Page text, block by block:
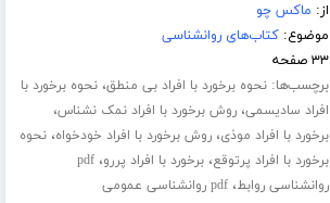
از: ماکس چو
موضوع:کتاب‌های روانشناسی
۳۳ صفحه
برچسب‌ها:نحوه برخورد با افراد بی منطق،نحوه برخورد با
افراد سادیسمی،روش برخورد با افراد نمک نشناس،
برخورد با افراد موذی،روش برخورد با افراد خودخواه،نحوه
برخورد با افراد پرتوقع،برخورد با افراد پررو،pdf
روانشناسی روابط،pdf روانشناسی عمومی